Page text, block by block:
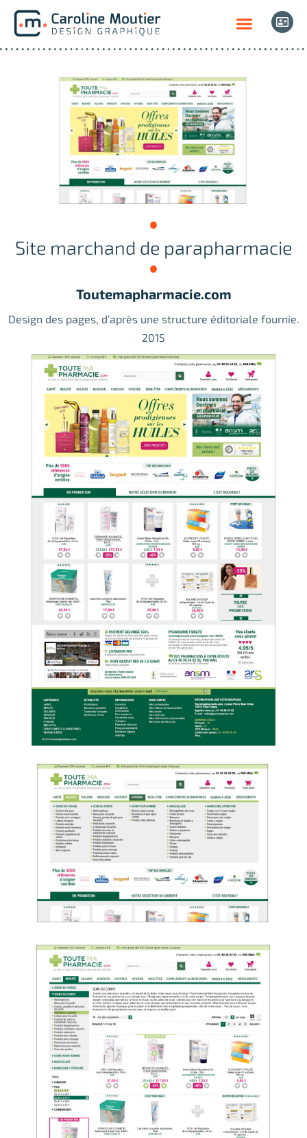
Site marchand de parapharmacie
Toutemapharmacie.com
Design des pages, d’après une structure éditoriale fournie.
2015